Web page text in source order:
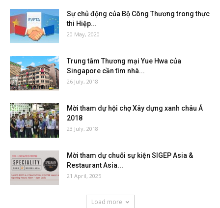
Sự chủ động của Bộ Công Thương trong thực
thi Hiệp...
20 May, 2020
Trung tâm Thương mại Yue Hwa của
Singapore cần tìm nhà...
26 July, 2018
Mời tham dự hội chợ Xây dựng xanh châu Á
2018
23 July, 2018
Mời tham dự chuỗi sự kiện SIGEP Asia &
Restaurant Asia...
21 April, 2025
Load more